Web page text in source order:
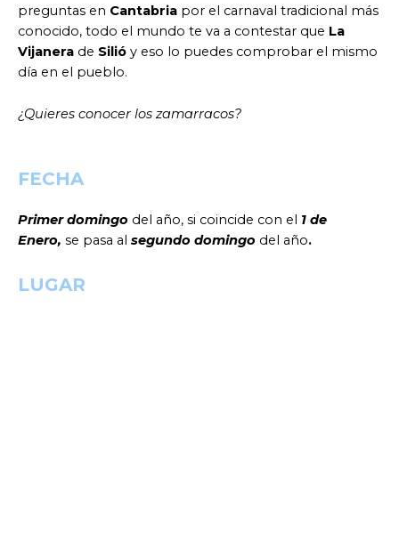
preguntas en Cantabria por el carnaval tradicional más
conocido, todo el mundo te va a contestar que La
Vijanera de Silió y eso lo puedes comprobar el mismo
día en el pueblo.
¿Quieres conocer los zamarracos?
FECHA
Primer domingo del año, si coincide con el 1 de
Enero, se pasa al segundo domingo del año.
LUGAR